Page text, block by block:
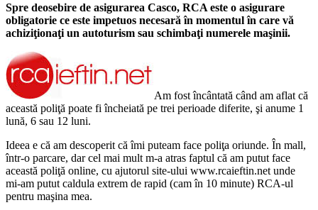
Spre deosebire de asigurarea Casco, RCA este o asigurare
obligatorie ce este impetuos necesară în momentul în care vă
achiziţionaţi un autoturism sau schimbaţi numerele maşinii.
Am fost încântată când am aflat că
această poliţă poate fi încheiată pe trei perioade diferite, şi anume 1
lună, 6 sau 12 luni.
Ideea e că am descoperit că îmi puteam face poliţa oriunde. În mall,
într-o parcare, dar cel mai mult m-a atras faptul că am putut face
această poliţă online, cu ajutorul site-ului www.rcaieftin.net unde
mi-am putut caldula extrem de rapid (cam în 10 minute) RCA-ul
pentru maşina mea.